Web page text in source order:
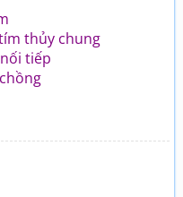
thủy chung
tiếp